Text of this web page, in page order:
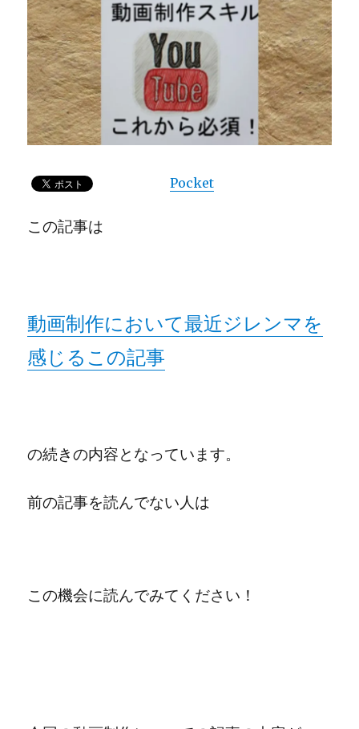
Pocket
この記事は
動画制作において最近ジレンマを
感じるこの記事
の続きの内容となっています。
前の記事を読んでない人は
この機会に読んでみてください！